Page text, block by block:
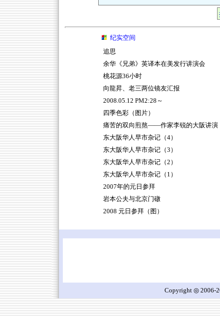
纪实空间
追思
余华《兄弟》英译本在美发行讲演会
桃花源36小时
向龍昇、老三两位镜友汇报
2008.05.12 PM2:28～
四季色彩（图片）
痛苦的双向煎熬——作家李锐的大阪讲演
东大阪华人早市杂记（4）
东大阪华人早市杂记（3）
东大阪华人早市杂记（2）
东大阪华人早市杂记（1）
2007年的元日参拜
岩本公夫与北京门礅
2008 元日参拜（图）
Copyright ◎ 2006-